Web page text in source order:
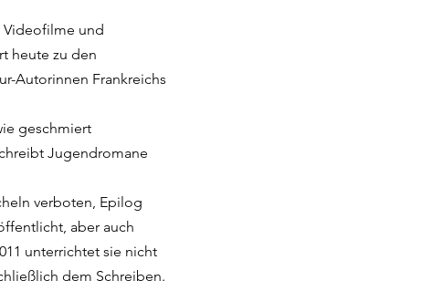
Videofilme und
heute zu den
Autorinnen Frankreichs
geschmiert
Jugendromane
verboten, Epilog
aber auch
unterrichtet sie nicht
dem Schreiben.